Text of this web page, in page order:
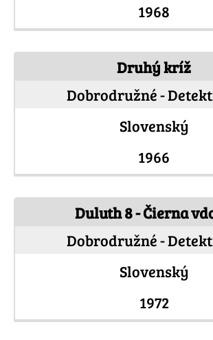
1968
Druhý kríž
Dobrodružné -
Slovenský
1966
Duluth 8 - Čierna
Dobrodružné -
Slovenský
1972